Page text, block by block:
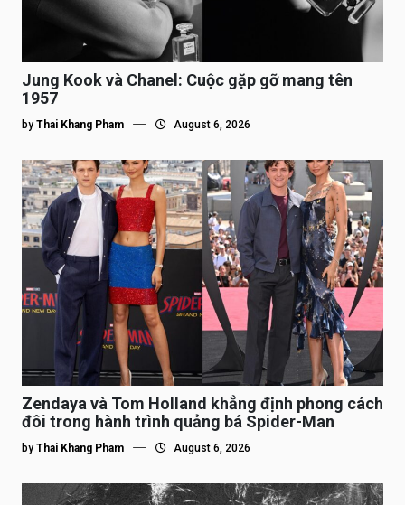
Jung Kook và Chanel: Cuộc gặp gỡ mang tên
1957
by Thai Khang Pham August 6, 2026
Zendaya và Tom Holland khẳng định phong cách
đôi trong hành trình quảng bá Spider-Man
by Thai Khang Pham August 6, 2026